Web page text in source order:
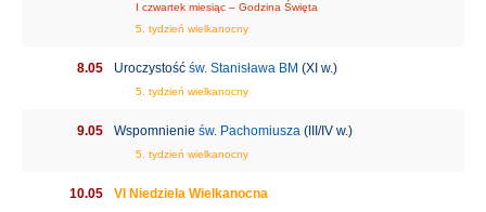
I czwartek miesiąc – Godzina Święta
5. tydzień wielkanocny
8.05 Uroczystość św. Stanisława BM (XI w.)
5. tydzień wielkanocny
9.05 Wspomnienie św. Pachomiusza (III/IV w.)
5. tydzień wielkanocny
10.05
VI Niedziela Wielkanocna